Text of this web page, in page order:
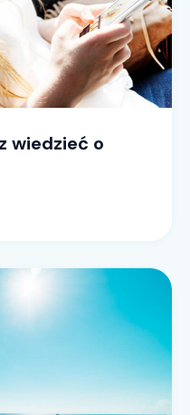
wiedzieć o